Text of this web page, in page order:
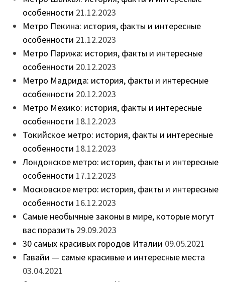
особенности 21.12.2023
Метро Пекина: история, факты и интересные
особенности 21.12.2023
Метро Парижа: история, факты и интересные
особенности 20.12.2023
Метро Мадрида: история, факты и интересные
особенности 20.12.2023
Метро Мехико: история, факты и интересные
особенности 18.12.2023
Токийское метро: история, факты и интересные
особенности 18.12.2023
Лондонское метро: история, факты и интересные
особенности 17.12.2023
Московское метро: история, факты и интересные
особенности 16.12.2023
Самые необычные законы в мире, которые могут
вас поразить 29.09.2023
30 самых красивых городов Италии 09.05.2021
Гавайи — самые красивые и интересные места
03.04.2021